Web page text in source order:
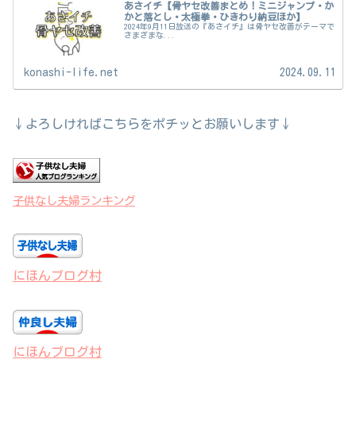
あさイチ【骨ヤセ改善まとめ！ミニジャンプ・か
かと落とし・太極拳・ひきわり納豆ほか】
2024年9月11日放送の『あさイチ』は骨ヤセ改善がテーマで
さまざまな...
konashi-life.net 2024.09.11
↓よろしければこちらをポチッとお願いします↓
子供なし夫婦ランキング
にほんブログ村
にほんブログ村